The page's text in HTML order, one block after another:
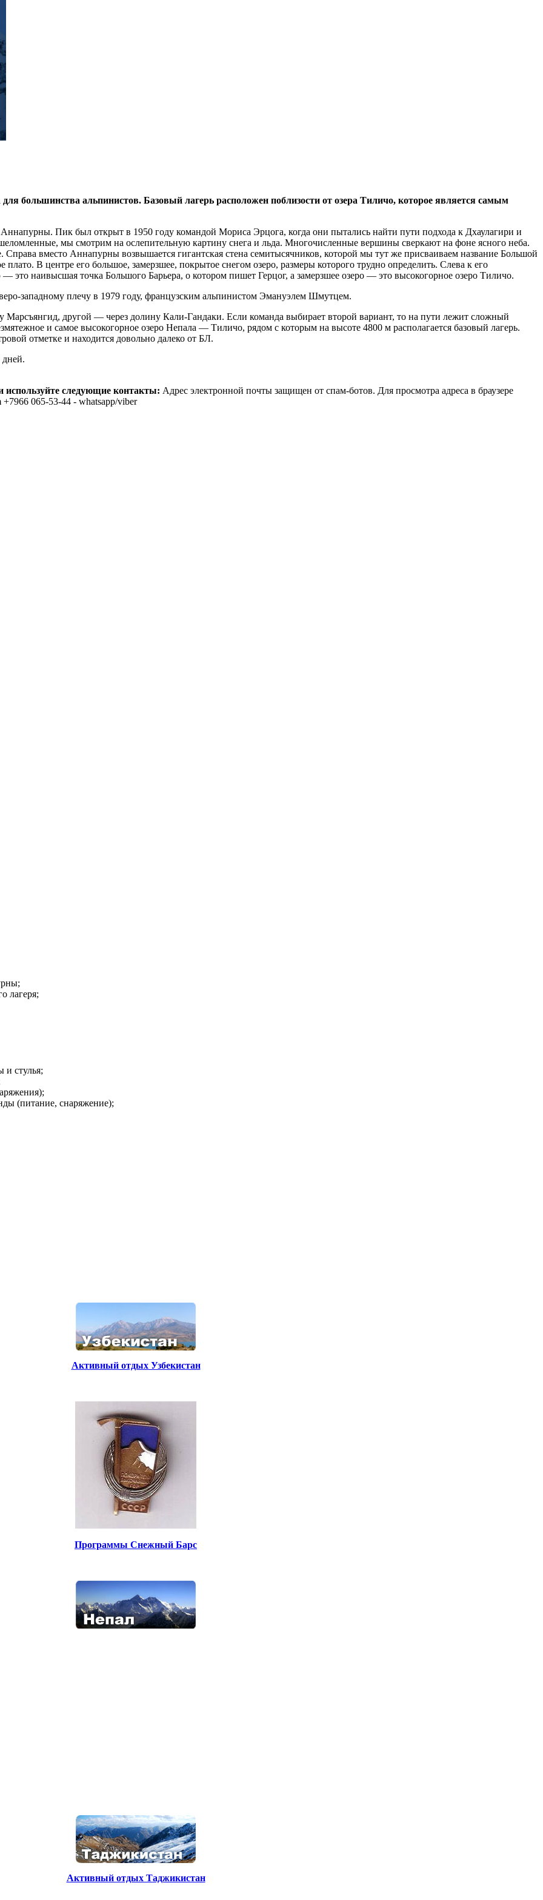
большинства альпинистов. Базовый лагерь расположен поблизости от озера Тиличо, которое является самым
Пик был открыт в 1950 году командой Мориса Эрцога, когда они пытались найти пути подхода к Дхаулагири и
мы смотрим на ослепительную картину снега и льда. Многочисленные вершины сверкают на фоне ясного неба.
Справа вместо Аннапурны возвышается гигантская стена семитысячников, которой мы тут же присваиваем название Большой
В центре его большое, замерзшее, покрытое снегом озеро, размеры которого трудно определить. Слева к его
это наивысшая точка Большого Барьера, о котором пишет Герцог, а замерзшее озеро — это высокогорное озеро Тиличо.
западному плечу в 1979 году, французским альпинистом Эмануэлем Шмутцем.
другой — через долину Кали-Гандаки. Если команда выбирает второй вариант, то на пути лежит сложный
и самое высокогорное озеро Непала — Тиличо, рядом с которым на высоте 4800 м располагается базовый лагерь.
отметке и находится довольно далеко от БЛ.
следующие контакты: Адрес электронной почты защищен от спам-ботов. Для просмотра адреса в браузере
+7966 065-53-44 - whatsapp/viber
лагеря;
и стулья;
(питание, снаряжение);
Активный отдых Узбекистан
Программы Снежный Барс
Активный отдых Таджикистан